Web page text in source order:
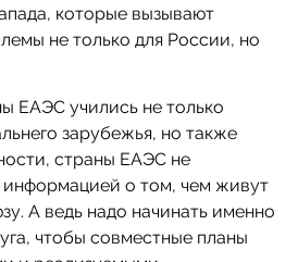
которые вызывают
не только для России, но
ЕАЭС учились не только
зарубежья, но также
страны ЕАЭС не
информацией о том, чем живут
А ведь надо начинать именно
чтобы совместные планы